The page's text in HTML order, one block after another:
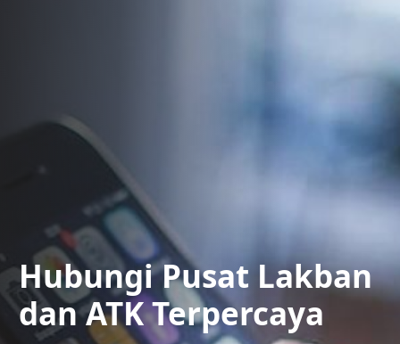
Hubungi Pusat Lakban
dan ATK Terpercaya